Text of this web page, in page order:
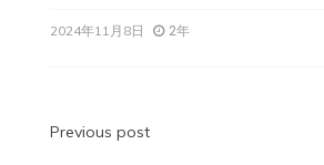
2024年11月8日 2年
投
Previous post